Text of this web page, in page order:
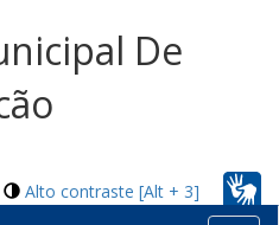
De
Alto contraste [Alt + 3]